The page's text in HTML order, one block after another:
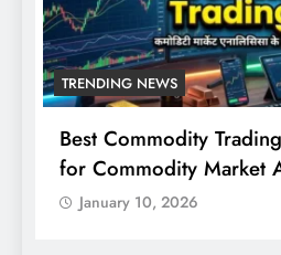
TRENDING NEWS
Best Commodity
for Commodity Market
January 10, 2026